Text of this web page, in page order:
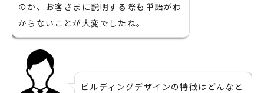
のか、お客さまに説明する際も単語がわ
からないことが大変でしたね。
ビルディングデザインの特徴はどんなと